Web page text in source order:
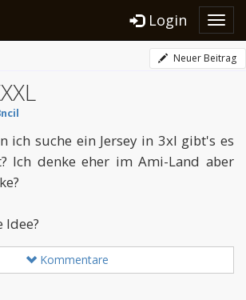
Login
Neuer Beitrag
ich suche ein Jersey in 3xl gibt's es
Ich denke eher im Ami-Land aber
Idee?
Kommentare